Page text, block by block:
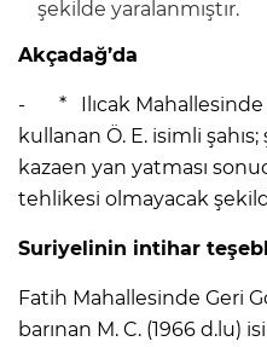
şekilde yaralanmıştır.
Akçadağ’da
- * Ilıcak Mahallesinde
kullanan Ö. E. isimli
kazaen yan yatması
tehlikesi olmayacak
Suriyelinin intihar
Fatih Mahallesinde Geri
barınan M. C. (1966 d.lu)